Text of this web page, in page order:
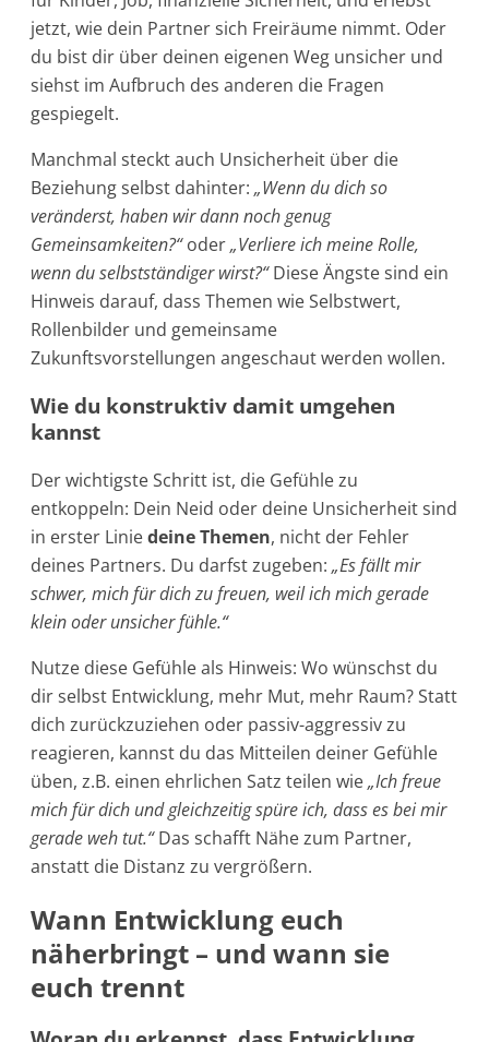
jetzt, wie dein Partner sich Freiräume nimmt. Oder
du bist dir über deinen eigenen Weg unsicher und
siehst im Aufbruch des anderen die Fragen
gespiegelt.
Manchmal steckt auch Unsicherheit über die
Beziehung selbst dahinter: „Wenn du dich so
veränderst, haben wir dann noch genug
Gemeinsamkeiten?“oder„Verliere ich meine Rolle,
wenn du selbstständiger wirst?“Diese Ängste sind ein
Hinweis darauf, dass Themen wie Selbstwert,
Rollenbilder und gemeinsame
Zukunftsvorstellungen angeschaut werden wollen.
Wie du konstruktiv damit umgehen
kannst
Der wichtigste Schritt ist, die Gefühle zu
entkoppeln: Dein Neid oder deine Unsicherheit sind
in erster Liniedeine Themen, nicht der Fehler
deines Partners. Du darfst zugeben: „Es fällt mir
schwer, mich für dich zu freuen, weil ich mich gerade
klein oder unsicher fühle.“
Nutze diese Gefühle als Hinweis: Wo wünschst du
dir selbst Entwicklung, mehr Mut, mehr Raum? Statt
dich zurückzuziehen oder passiv-aggressiv zu
reagieren, kannst du das Mitteilen deiner Gefühle
üben, z.B. einen ehrlichen Satz teilen wie„Ich freue
mich für dich und gleichzeitig spüre ich, dass es bei mir
gerade weh tut.“Das schafft Nähe zum Partner,
anstatt die Distanz zu vergrößern.
Wann Entwicklung euch
näherbringt – und wann sie
euch trennt